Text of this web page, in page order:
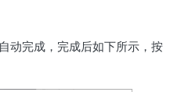
动完成，完成后如下所示，按